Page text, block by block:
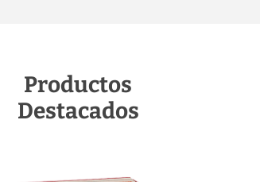
Productos
Destacados